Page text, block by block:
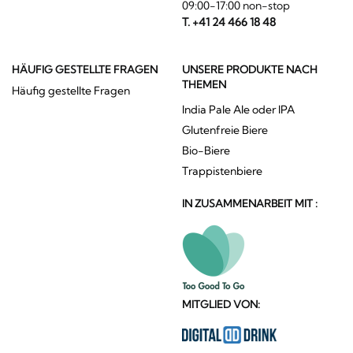
09:00-17:00 non-stop
T. +41 24 466 18 48
HÄUFIG GESTELLTE FRAGEN
Häufig gestellte Fragen
UNSERE PRODUKTE NACH
THEMEN
India Pale Ale oder IPA
Glutenfreie Biere
Bio-Biere
Trappistenbiere
IN ZUSAMMENARBEIT MIT :
MITGLIED VON: